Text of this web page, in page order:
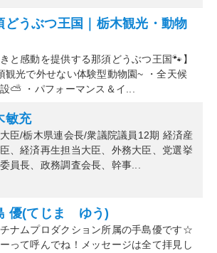
どうぶつ王国｜栃木観光・動物
きと感動を提供する那須どうぶつ王国🐾】
観光で外せない体験型動物園~ ・全天候
⛅ ・パフォーマンス＆イ...
敏充
臣/栃木県連会長/衆議院議員12期 経済産
、経済再生担当大臣、外務大臣、党選挙
員長、政務調査会長、幹事...
優(てじま ゆう)
ナムプロダクション所属の手島優です☆
って呼んでね！メッセージは全て拝見し